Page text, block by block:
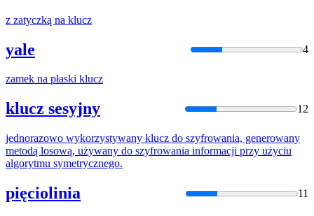
z zatyczką na klucz
yale 4
zamek na płaski klucz
klucz sesyjny 12
jednorazowo wykorzystywany klucz do szyfrowania, generowany
metodą losową, używany do szyfrowania informacji przy użyciu
algorytmu symetrycznego.
pięciolinia 11